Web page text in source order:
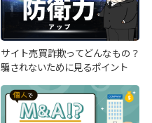
サイト売買詐欺ってどんなもの？
騙されないために見るポイント